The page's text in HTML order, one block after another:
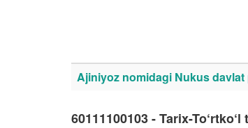
Ajiniyoz nomidagi Nukus
60111100103 - Tarix-To‘rtko‘l